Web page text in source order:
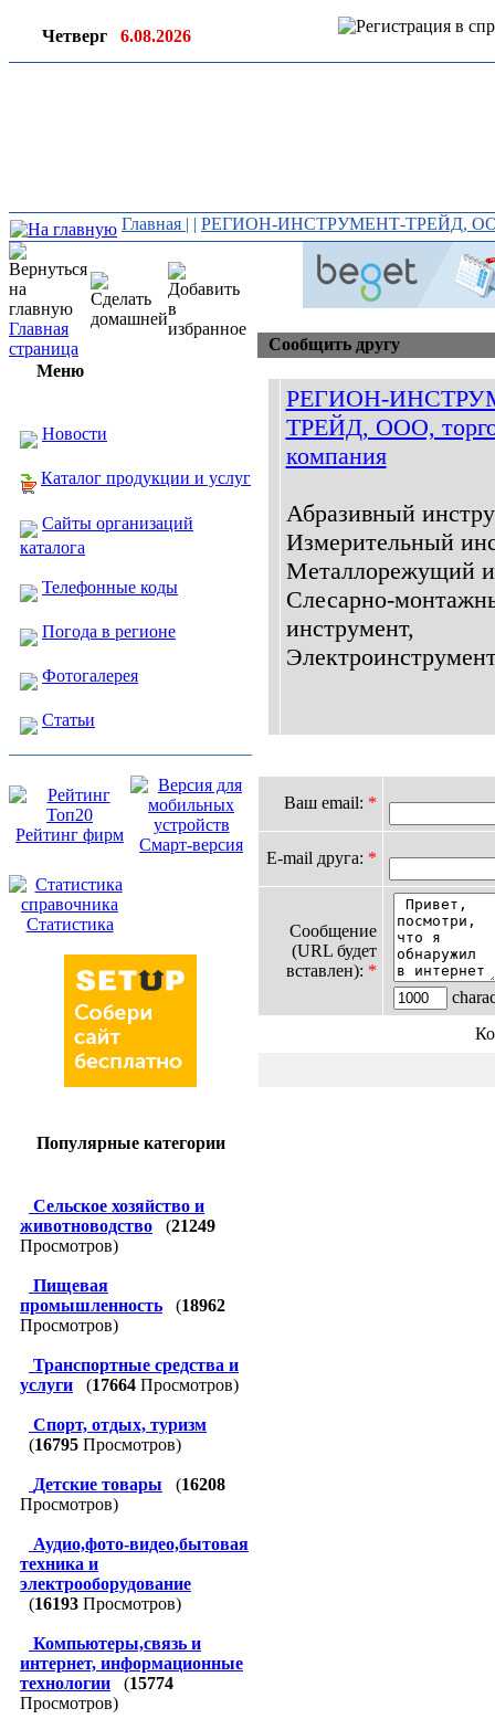
Четверг 6.08.2026
Главная | | РЕГИОН-ИНСТРУМЕНТ-ТРЕЙД, ООО,
Главная
страница
Меню
Новости
Каталог продукции и услуг
Сайты организаций
каталога
Телефонные коды
Погода в регионе
Фотогалерея
Статьи
Рейтинг фирм
Смарт-версия
Статистика
Популярные категории
Сельское хозяйство и
животноводство
(21249
Просмотров)
Пищевая
промышленность
(18962
Просмотров)
Транспортные средства и
услуги
(17664 Просмотров)
Спорт, отдых, туризм
(16795 Просмотров)
Детские товары (16208
Просмотров)
Аудио,фото-видео,бытовая
техника и
электрооборудование
(16193 Просмотров)
Компьютеры,связь и
интернет, информационные
технологии
(15774
Просмотров)
Сообщить другу
РЕГИОН-
ТРЕЙД, ООО,
компания
Абразивный
Измерительный
Металлорежущий
Слесарно-
инструмент,
Ваш email: *
E-mail друга: *
Сообщение
(URL будет
вставлен): *